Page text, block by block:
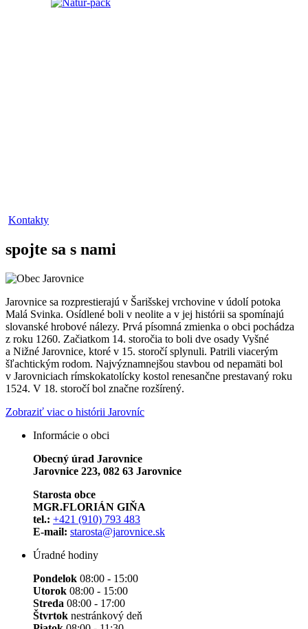
Kontakty
spojte sa s nami
Jarovnice sa rozprestierajú v Šarišskej vrchovine v údolí potoka
Malá Svinka. Osídlené boli v neolite a v jej histórii sa spomínajú
slovanské hrobové nálezy. Prvá písomná zmienka o obci pochádza
z roku 1260. Začiatkom 14. storočia to boli dve osady Vyšné
a Nižné Jarovnice, ktoré v 15. storočí splynuli. Patrili viacerým
šľachtickým rodom. Najvýznamnejšou stavbou od nepamäti bol
v Jarovniciach rímskokatolícky kostol renesančne prestavaný roku
1524. V 18. storočí bol značne rozšírený.
Zobraziť viac o histórii Jarovníc
Informácie o obci
Obecný úrad Jarovnice
Jarovnice 223, 082 63 Jarovnice
Starosta obce
MGR.FLORIÁN GIŇA
tel.: +421 (910) 793 483
E-mail: starosta@jarovnice.sk
Úradné hodiny
Pondelok 08:00 - 15:00
Utorok 08:00 - 15:00
Streda 08:00 - 17:00
Štvrtok nestránkový deň